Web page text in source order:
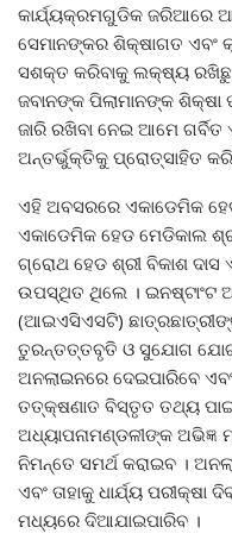
କାର୍ଯ୍ୟକ୍ରମଗୁଡିକ ଜରିଆରେ
ସେମାନଙ୍କର ଶିକ୍ଷାଗତ ଏବଂ
ସଶକ୍ତ କରିବାକୁ ଲକ୍ଷ୍ୟ ରଖିଛୁ
ଜବାନଙ୍କ ପିଲାମାନଙ୍କ ଶିକ୍ଷା
ଜାରି ରଖିବା ନେଇ ଆମେ
ଅନ୍ତର୍ଭୁକ୍ତିକୁ ପ୍ରୋତ୍ସାହିତ
ଏହି ଅବସରରେ ଏକାଡେମିକ
ଏକାଡେମିକ ହେଡ ମେଡିକାଲ
ଗ୍ରୋଥ ହେଡ ଶ୍ରୀ ବିକାଶ ଦାସ
ଉପସ୍ଥିତ ଥିଲେ । ଇନଷ୍ଟାଂଟ
(ଆଇଏସିଏସଟି)
ତୁରନ୍ତତ୍ତବୃତି ଓ ସୁଯୋଗ
ଅନଲାଇନରେ ଦେଇପାରିବେ
ତତ୍‌କ୍ଷଣାତ ବିସ୍ତୃତ ତଥ୍ୟ
ଅଧ୍ୟାପନାମଣ୍ଡଳୀଙ୍କ ଅଭିଜ୍ଞ
ନିମନ୍ତେ ସମର୍ଥ କରାଇବ ।
ଏବଂ ତାହାକୁ ଧାର୍ଯ୍ୟ ପରୀକ୍ଷା
ମଧ୍ୟରେ ଦିଆଯାଇପାରିବ ।